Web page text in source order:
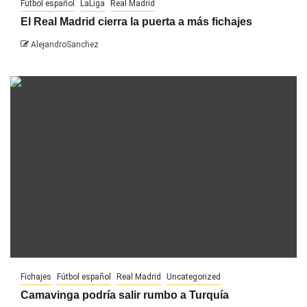
Fútbol español LaLiga Real Madrid
El Real Madrid cierra la puerta a más fichajes
AlejandroSanchez
Fichajes Fútbol español Real Madrid Uncategorized
Camavinga podría salir rumbo a Turquía